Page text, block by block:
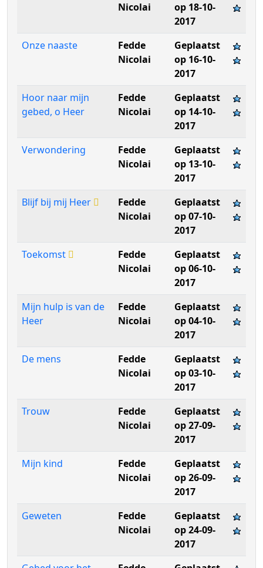
Nicolai
op 18-10-
2017
Onze naaste
Fedde
Nicolai
Geplaatst
op 16-10-
2017
Hoor naar mijn
gebed, o Heer
Fedde
Nicolai
Geplaatst
op 14-10-
2017
Verwondering
Fedde
Nicolai
Geplaatst
op 13-10-
2017
Blijf bij mij Heer
Fedde
Nicolai
Geplaatst
op 07-10-
2017
Toekomst
Fedde
Nicolai
Geplaatst
op 06-10-
2017
Mijn hulp is van de
Heer
Fedde
Nicolai
Geplaatst
op 04-10-
2017
De mens
Fedde
Nicolai
Geplaatst
op 03-10-
2017
Trouw
Fedde
Nicolai
Geplaatst
op 27-09-
2017
Mijn kind
Fedde
Nicolai
Geplaatst
op 26-09-
2017
Geweten
Fedde
Nicolai
Geplaatst
op 24-09-
2017